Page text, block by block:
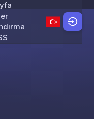
content